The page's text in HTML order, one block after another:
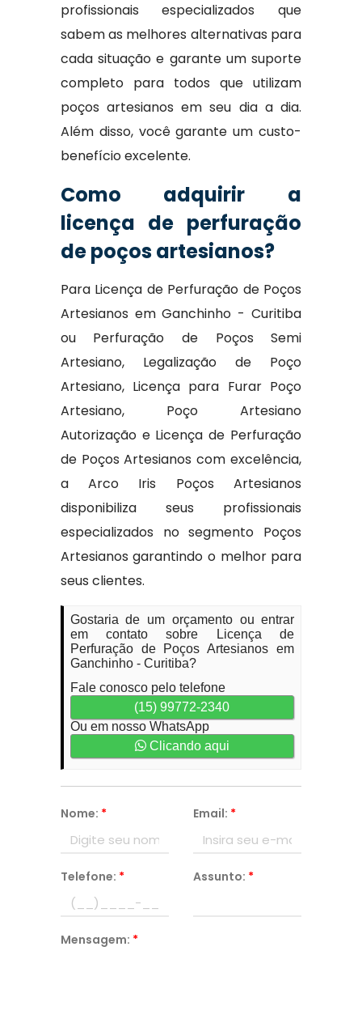
profissionais especializados que
sabem as melhores alternativas para
cada situação e garante um suporte
completo para todos que utilizam
poços artesianos em seu dia a dia.
Além disso, você garante um custo-
benefício excelente.
Como adquirir a
licença de perfuração
de poços artesianos?
Para Licença de Perfuração de Poços
Artesianos em Ganchinho - Curitiba
ou Perfuração de Poços Semi
Artesiano, Legalização de Poço
Artesiano, Licença para Furar Poço
Artesiano, Poço Artesiano
Autorização e Licença de Perfuração
de Poços Artesianos com excelência,
a Arco Iris Poços Artesianos
disponibiliza seus profissionais
especializados no segmento Poços
Artesianos garantindo o melhor para
seus clientes.
Gostaria de um orçamento ou entrar
em contato sobre Licença de
Perfuração de Poços Artesianos em
Ganchinho - Curitiba?
Fale conosco pelo telefone
(15) 99772-2340
Ou em nosso WhatsApp
Clicando aqui
Nome: * Email: *
Telefone: * Assunto: *
Mensagem: *